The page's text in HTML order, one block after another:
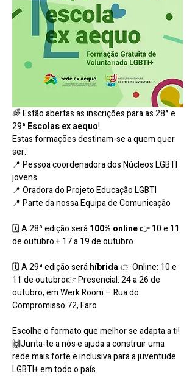
🌈 Estão abertas as inscrições para as 28ª e
29ª Escolas ex aequo!
Estas formações destinam-se a quem quer
ser:
📍 Pessoa coordenadora dos Núcleos LGBTI
jovens
📍 Oradora do Projeto Educação LGBTI
📍 Parte da nossa Equipa de Comunicação
🗓 A 28ª edição será 100% online:👉 10 e 11
de outubro + 17 a 19 de outubro
🗓 A 29ª edição será híbrida:👉 Online: 10 e
11 de outubro👉 Presencial: 24 a 26 de
outubro, em Werk Room – Rua do
Compromisso 72, Faro
Escolhe o formato que melhor se adapta a ti!
🙌Junta-te a nós e ajuda a construir uma
rede mais forte e inclusiva para a juventude
LGBTI+ em todo o país.